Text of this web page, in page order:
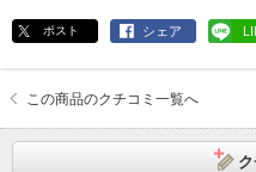
ポスト シェア
この商品のクチコミ一覧へ